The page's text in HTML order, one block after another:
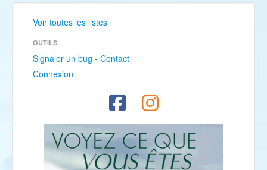
Voir toutes les listes
OUTILS
Signaler un bug - Contact
Connexion